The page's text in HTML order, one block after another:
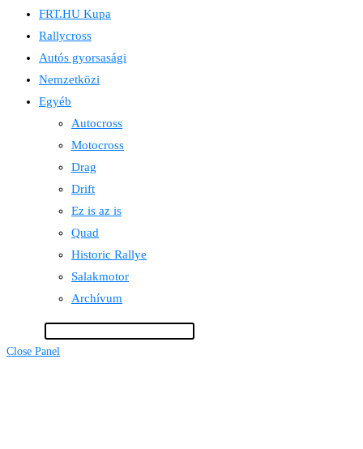
FRT.HU Kupa
Rallycross
Autós gyorsasági
Nemzetközi
Egyéb
Autocross
Motocross
Drag
Drift
Ez is az is
Quad
Historic Rallye
Salakmotor
Archívum
Close Panel